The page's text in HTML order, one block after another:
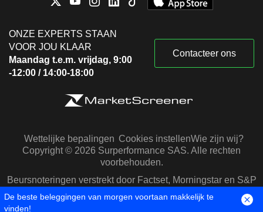
ONZE EXPERTS STAAN
VOOR JOU KLAAR
Maandag t.e.m. vrijdag, 9:00
-12:00 / 14:00-18:00
Contacteer ons
Wettelijke bepalingen Cookies instellenWie zijn wij?
Copyright © 2026 Surperformance SAS. Alle rechten
voorbehouden.
Beursnoteringen verstrekt door Factset, Morningstar en S&P
De beste beleggingen van morgen voortaan makkelijk te
vinden!